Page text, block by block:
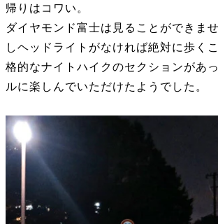
帰りはコワい。
ダイヤモンド富士は見ることができま
しヘッドライトがなければ絶対に歩く
格的なナイトハイクのセクションがあ
ルに楽しんでいただけたようでした。